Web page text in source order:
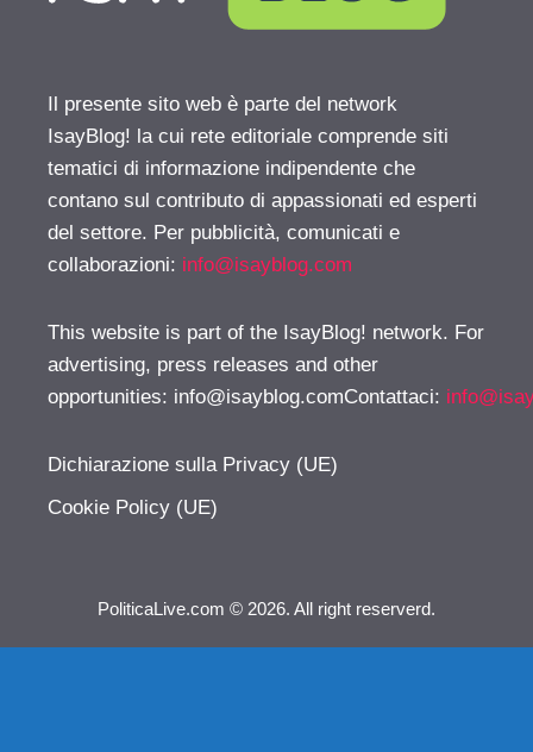
Il presente sito web è parte del network
IsayBlog! la cui rete editoriale comprende siti
tematici di informazione indipendente che
contano sul contributo di appassionati ed esperti
del settore. Per pubblicità, comunicati e
collaborazioni: info@isayblog.com
This website is part of the IsayBlog! network. For
advertising, press releases and other
opportunities: info@isayblog.comContattaci:
Dichiarazione sulla Privacy (UE)
Cookie Policy (UE)
PoliticaLive.com © 2026. All right reserverd.